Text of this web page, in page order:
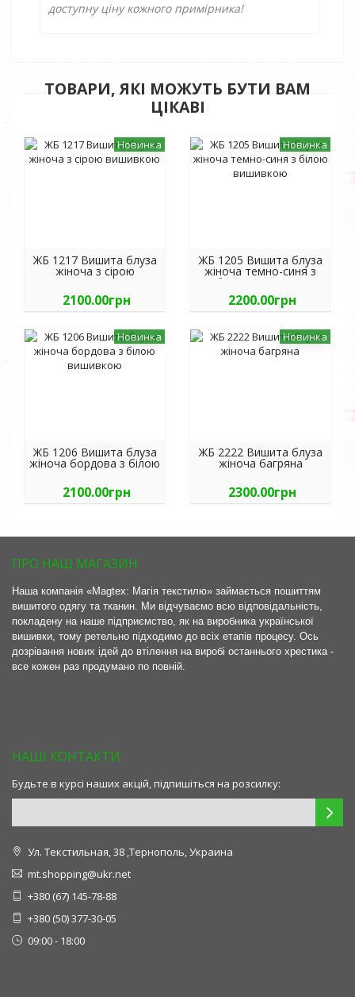
доступну ціну кожного примірника!
ТОВАРИ, ЯКІ МОЖУТЬ БУТИ ВАМ
ЦІКАВІ
Новинка
ЖБ 1217 Вишита блуза
жіноча з сірою
вишивкою
2100.00грн
Новинка
ЖБ 1205 Вишита блуза
жіноча темно-синя з
білою вишивкою
2200.00грн
Новинка
ЖБ 1206 Вишита блуза
жіноча бордова з білою
вишивкою
2100.00грн
Новинка
ЖБ 2222 Вишита блуза
жіноча багряна
2300.00грн
ПРО НАШ МАГАЗИН
Наша компанія «Magtex: Магія текстилю» займається пошиттям
вишитого одягу та тканин. Ми відчуваємо всю відповідальність,
покладену на наше підприємство, як на виробника української
вишивки, тому ретельно підходимо до всіх етапів процесу. Ось
дозрівання нових ідей до втілення на виробі останнього хрестика -
все кожен раз продумано по повній.
НАШІ КОНТАКТИ
Будьте в курсі наших акцій, підпишіться на розсилку:
Ул. Текстильная, 38 ,Тернополь, Украина
mt.shopping@ukr.net
+380 (67) 145-78-88
+380 (50) 377-30-05
09:00 - 18:00